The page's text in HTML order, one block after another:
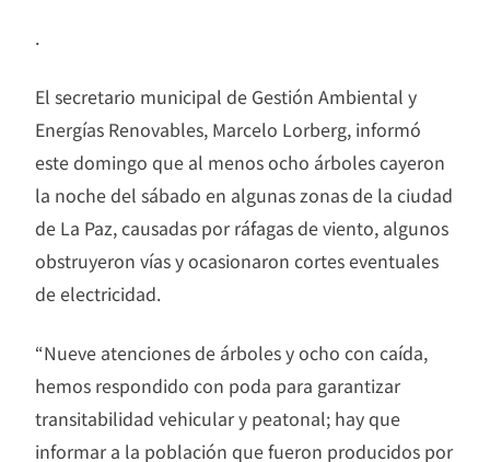
.
El secretario municipal de Gestión Ambiental y
Energías Renovables, Marcelo Lorberg, informó
este domingo que al menos ocho árboles cayeron
la noche del sábado en algunas zonas de la ciudad
de La Paz, causadas por ráfagas de viento, algunos
obstruyeron vías y ocasionaron cortes eventuales
de electricidad.
“Nueve atenciones de árboles y ocho con caída,
hemos respondido con poda para garantizar
transitabilidad vehicular y peatonal; hay que
informar a la población que fueron producidos por